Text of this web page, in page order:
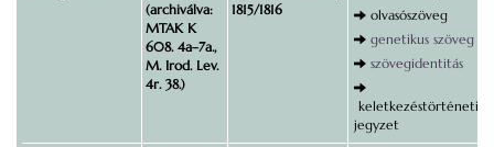
(archiválva:
MTAK K
608. 4a–7a.,
M. Irod. Lev.
4r. 38.)
1815/1816
olvasószöveg
genetikus szöveg
szövegidentitás
keletkezéstörténeti
jegyzet